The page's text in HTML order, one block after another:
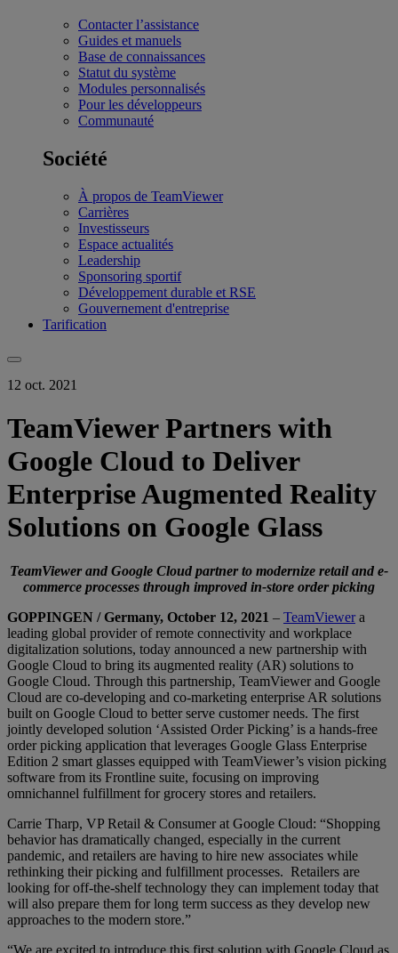
Contacter l’assistance
Guides et manuels
Base de connaissances
Statut du système
Modules personnalisés
Pour les développeurs
Communauté
Société
À propos de TeamViewer
Carrières
Investisseurs
Espace actualités
Leadership
Sponsoring sportif
Développement durable et RSE
Gouvernement d'entreprise
Tarification
12 oct. 2021
TeamViewer Partners with
Google Cloud to Deliver
Enterprise Augmented Reality
Solutions on Google Glass
TeamViewer and Google Cloud partner to modernize retail and e-
commerce processes through improved in-store order picking
GOPPINGEN / Germany, October 12, 2021 – TeamViewera
leading global provider of remote connectivity and workplace
digitalization solutions, today announced a new partnership with
Google Cloud to bring its augmented reality (AR) solutions to
Google Cloud. Through this partnership, TeamViewer and Google
Cloud are co-developing and co-marketing enterprise AR solutions
built on Google Cloud to better serve customer needs. The first
jointly developed solution ‘Assisted Order Picking’ is a hands-free
order picking application that leverages Google Glass Enterprise
Edition 2 smart glasses equipped with TeamViewer’s vision picking
software from its Frontline suite, focusing on improving
omnichannel fulfillment for grocery stores and retailers.
Carrie Tharp, VP Retail & Consumer at Google Cloud: “Shopping
behavior has dramatically changed, especially in the current
pandemic, and retailers are having to hire new associates while
rethinking their picking and fulfillment processes. Retailers are
looking for off-the-shelf technology they can implement today that
will also prepare them for long term success as they develop new
approaches to the modern store.”
“We are excited to introduce this first solution with Google Cloud as